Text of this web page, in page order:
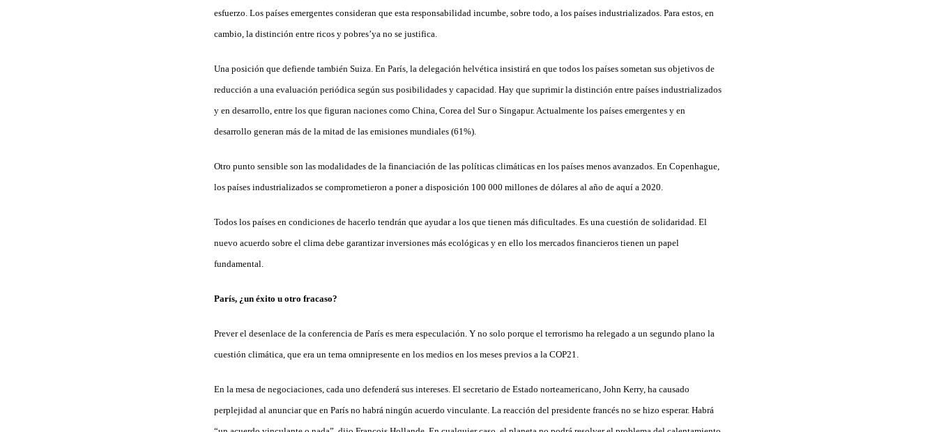
esfuerzo. Los países emergentes consideran que esta responsabilidad incumbe, sobre todo, a los países industrializados. Para estos, en
cambio, la distinción entre ricos y pobres’ya no se justifica.
Una posición que defiende también Suiza. En París, la delegación helvética insistirá en que todos los países sometan sus objetivos de
reducción a una evaluación periódica según sus posibilidades y capacidad. Hay que suprimir la distinción entre países industrializados
y en desarrollo, entre los que figuran naciones como China, Corea del Sur o Singapur. Actualmente los países emergentes y en
desarrollo generan más de la mitad de las emisiones mundiales (61%).
Otro punto sensible son las modalidades de la financiación de las políticas climáticas en los países menos avanzados. En Copenhague,
los países industrializados se comprometieron a poner a disposición 100 000 millones de dólares al año de aquí a 2020.
Todos los países en condiciones de hacerlo tendrán que ayudar a los que tienen más dificultades. Es una cuestión de solidaridad. El
nuevo acuerdo sobre el clima debe garantizar inversiones más ecológicas y en ello los mercados financieros tienen un papel
fundamental.
París, ¿un éxito u otro fracaso?
Prever el desenlace de la conferencia de París es mera especulación. Y no solo porque el terrorismo ha relegado a un segundo plano la
cuestión climática, que era un tema omnipresente en los medios en los meses previos a la COP21.
En la mesa de negociaciones, cada uno defenderá sus intereses. El secretario de Estado norteamericano, John Kerry, ha causado
perplejidad al anunciar que en París no habrá ningún acuerdo vinculante. La reacción del presidente francés no se hizo esperar. Habrá